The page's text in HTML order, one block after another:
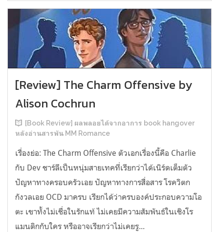
[Review] The Charm Offensive by
Alison Cochrun
[Book Review] ผลพลอยได้จากอาการ book hangover
หลังอ่านสารพัน MM Romance
เรื่องย่อ: The Charm Offensive ตัวเอกเรื่องนี้คือ Charlie
กับ Dev ชาร์ลีเป็นหนุ่มสายเทคที่เรียกว่าได้เนิร์ดเต็มตัว
ปัญหาทางครอบครัวเอย ปัญหาทางการสื่อสาร โรควิตก
กังวลเอย OCD มาครบ เรียกได้ว่าครบองค์ประกอบความโอ
ตะ เขาทั้งไม่เชื่อในรักแท้ ไม่เคยมีความสัมพันธ์ในเชิงโร
แมนติกกับใคร หรืออาจเรียกว่าไม่เคยรู...